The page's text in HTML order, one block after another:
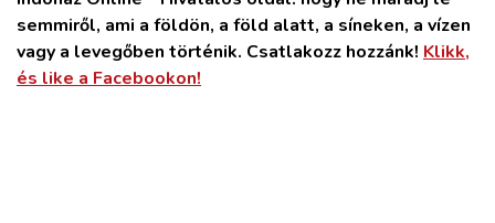
semmiről, ami a földön, a föld alatt, a síneken, a vízen
vagy a levegőben történik. Csatlakozz hozzánk! Klikk,
és like a Facebookon!